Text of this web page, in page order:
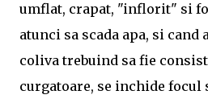
umflat, crapat, "inflorit" si
atunci sa scada apa, si cand
coliva trebuind sa fie
curgatoare, se inchide focul